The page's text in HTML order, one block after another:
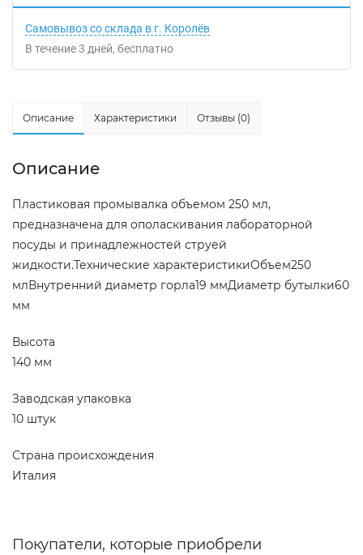
Самовывоз со склада в г. Королёв
В течение3 дней Бесплатно
Описание Характеристики Отзывы (0)
Описание
Пластиковая промывалка объемом 250 мл,
предназначена для ополаскивания лабораторной
посуды и принадлежностей струей
жидкости.Технические характеристикиОбъем250
млВнутренний диаметр горла19 ммДиаметр бутылки60
мм
Высота
140 мм
Заводская упаковка
10 штук
Страна происхождения
Италия
Покупатели, которые приобрели